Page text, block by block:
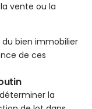
vente ou la
bien immobilier
de ces
la